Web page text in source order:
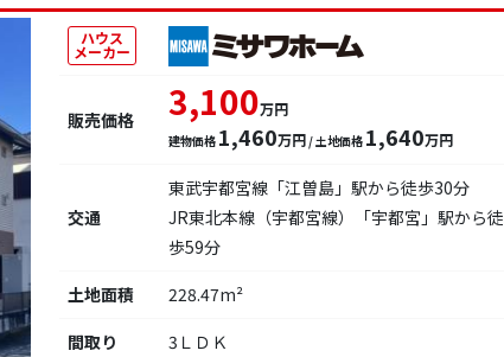
ハウス
メーカー
販売価格 3,100万円
建物価格 1,460万円/ 土地価格 1,640万円
交通
東武宇都宮線「江曽島」駅から徒歩30分
JR東北本線（宇都宮線）「宇都宮」駅から徒
歩59分
土地面積
228.47m²
間取り
3ＬＤＫ